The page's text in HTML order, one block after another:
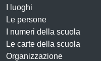
I luoghi
Le persone
I numeri della scuola
Le carte della scuola
Organizzazione